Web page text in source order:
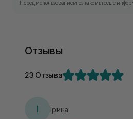
Перед использованием ознакомьтесь с
Отзывы
23 Отзыва
І Ірина